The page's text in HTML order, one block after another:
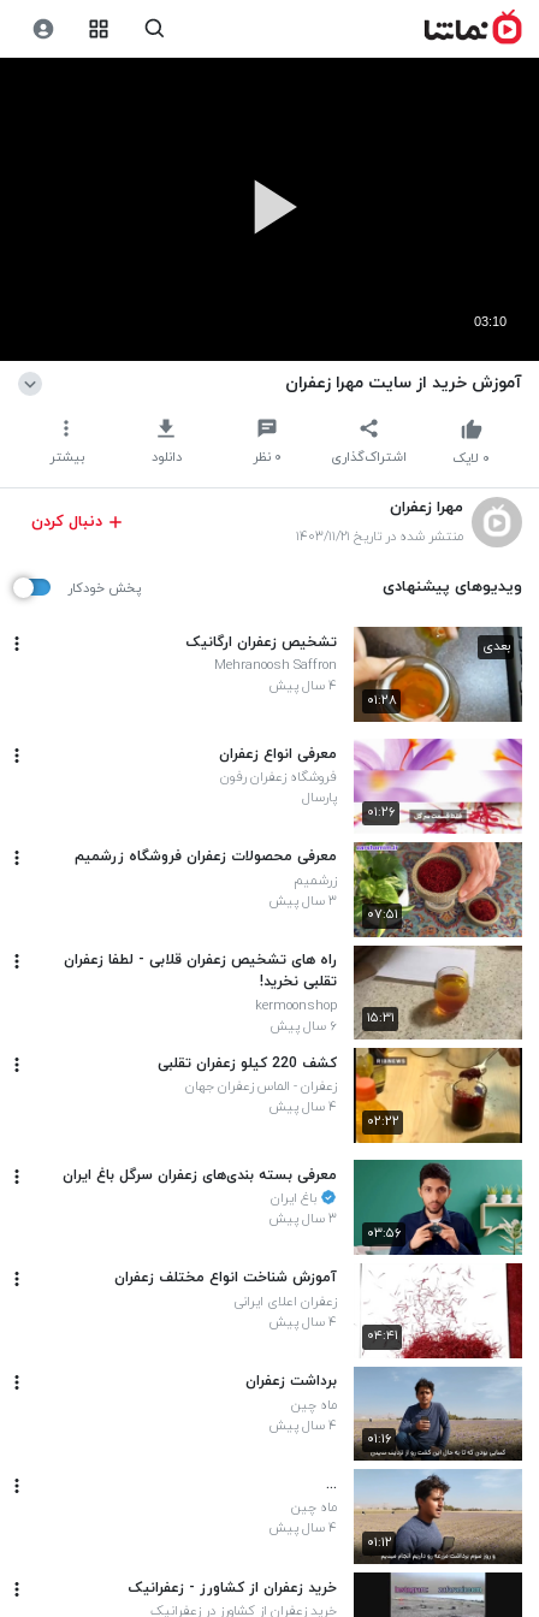
03:10
آموزش خرید از سایت مهرا زعفران
اشتراک‌گذاری ۰ نظر دانلود بیشتر ۰ لایک
مهرا زعفران
منتشر شده در تاریخ ۱۴۰۳/۱۱/۲۱
دنبال کردن
ویدیوهای پیشنهادی پخش خودکار
۰۱:۲۸
بعدی تشخیص زعفران ارگانیک
Mehranoosh Saffron
۴ سال پیش
۰۱:۲۶
معرفی انواع زعفران
فروشگاه زعفران رفون
پارسال
۰۷:۵۱
معرفی محصولات زعفران فروشگاه زرشمیم
زرشمیم
۳ سال پیش
۱۵:۳۱
راه های تشخیص زعفران قلابی - لطفا زعفران
تقلبی نخرید!
kermoonshop
۶ سال پیش
۰۲:۲۲
کشف 220 کیلو زعفران تقلبی
زعفران - الماس زعفران جهان
۴ سال پیش
۰۳:۵۶
معرفی بسته بندی‌های زعفران سرگل باغ ایران
باغ ایران
۳ سال پیش
۰۴:۴۱
آموزش شناخت انواع مختلف زعفران
زعفران اعلای ایرانی
۴ سال پیش
۰۱:۱۶
برداشت زعفران
ماه چین
۴ سال پیش
۰۱:۱۲
...
ماه چین
۴ سال پیش
خرید زعفران از کشاورز - زعفرانیک
خرید زعفران از کشاورز در زعفرانیک